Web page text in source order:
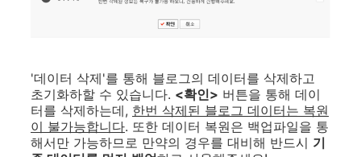
'데이터 삭제'를 통해 블로그의 데이터를 삭제하고
초기화하할 수 있습니다. <확인> 버튼을 통해 데이
터를 삭제하는데, 한번 삭제된 블로그 데이터는 복원
이 불가능합니다. 또한 데이터 복원은 백업파일을 통
해서만 가능하므로 만약의 경우를 대비해 반드시 기